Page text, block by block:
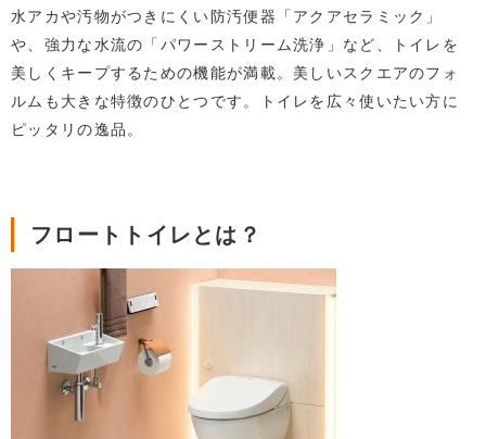
水アカや汚物がつきにくい防汚便器「アクアセラミック」
や、強力な水流の「パワーストリーム洗浄」など、トイレを
美しくキープするための機能が満載。美しいスクエアのフォ
ルムも大きな特徴のひとつです。トイレを広々使いたい方に
ピッタリの逸品。
フロートトイレとは？